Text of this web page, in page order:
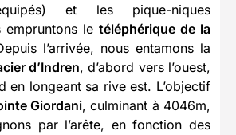
et les pique-niques
empruntons le téléphérique de la
l’arrivée, nous entamons la
d’Indren, d’abord vers l’ouest,
en longeant sa rive est. L’objectif
Giordani, culminant à 4046m,
par l’arête, en fonction des